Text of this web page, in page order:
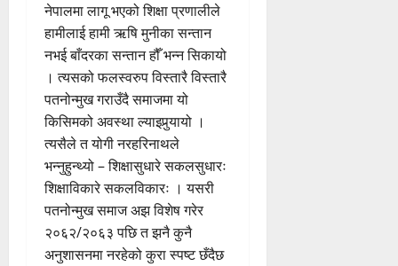
नेपालमा लागू भएको शिक्षा प्रणालीले
हामीलाई हामी ऋषि मुनीका सन्तान
नभई बाँदरका सन्तान हौँ भन्न सिकायो
। त्यसको फलस्वरुप विस्तारै विस्तारै
पतनोन्मुख गराउँदै समाजमा यो
किसिमको अवस्था ल्याइपुर्‍यायो ।
त्यसैले त योगी नरहरिनाथले
भन्नुहुन्थ्यो – शिक्षासुधारे सकलसुधारः
शिक्षाविकारे सकलविकारः । यसरी
पतनोन्मुख समाज अझ विशेष गरेर
२०६२/२०६३ पछि त झनै कुनै
अनुशासनमा नरहेको कुरा स्पष्ट छँदैछ